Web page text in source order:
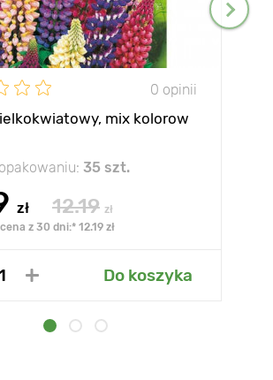
0 opinii
mix kolorow
35 szt.
zł 12.19 zł
z 30 dni:* 12.19 zł
Do koszyka